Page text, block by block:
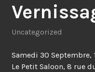
Uncategorized
Samedi 30 Septembre,
Le Petit Saloon, 8 rue